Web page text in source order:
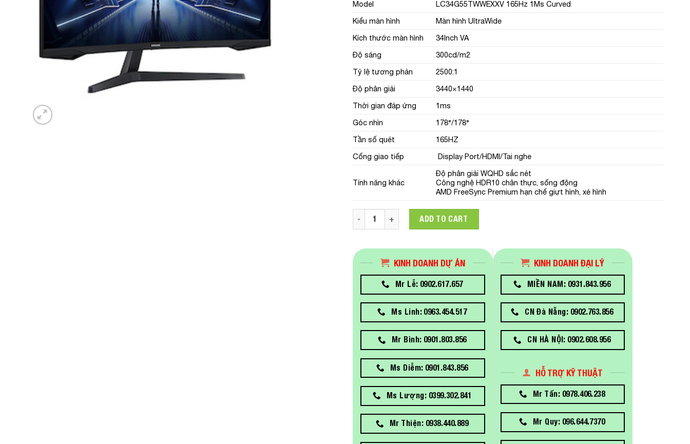
Model
LC34G55TWWEXXV 165Hz 1Ms Curved
Kiểu màn hình
Màn hình UltraWide
Kích thước màn hình
34Inch VA
Độ sáng
300cd/m2
Tỷ lệ tương phản
2500:1
Độ phân giải
3440×1440
Thời gian đáp ứng
1ms
Góc nhìn
178°/178°
Tần số quét
165HZ
Cổng giao tiếp
Display Port/HDMI/Tai nghe
Tính năng khác
Độ phân giải WQHD sắc nét
Công nghệ HDR10 chân thực, sống động
AMD FreeSync Premium hạn chế giựt hình, xé hình
Màn hình Samsung Odyssey G5 (LC34G55TWWEXXV) 34Inch 165Hz 1Ms Curved VA quantity
ADD TO CART
KINH DOANH DỰ ÁN
Mr Lễ: 0902.617.657
Ms Linh: 0963.454.517
Mr Bình: 0901.803.856
Ms Diễm: 0901.843.856
Ms Lượng: 0399.302.841
Mr Thiện: 0938.440.889
KINH DOANH ĐẠI LÝ
MIỀN NAM: 0931.843.956
CN Đà Nẵng: 0902.763.856
CN HÀ NỘI: 0902.608.956
HỖ TRỢ KỸ THUẬT
Mr Tấn: 0978.406.238
Mr Quy: 096.644.7370